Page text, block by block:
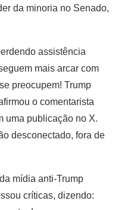
da minoria no Senado,
assistência
mais arcar com
preocupem! Trump
o comentarista
uma publicação no X.
desconectado, fora de
mídia anti-Trump
críticas, dizendo: